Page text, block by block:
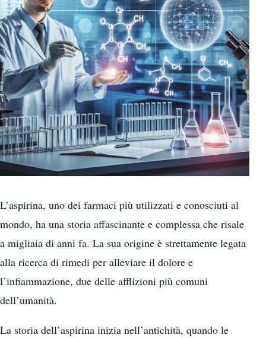
L’aspirina, uno dei farmaci più utilizzati e conosciuti al
mondo, ha una storia affascinante e complessa che risale
a migliaia di anni fa. La sua origine è strettamente legata
alla ricerca di rimedi per alleviare il dolore e
l’infiammazione, due delle afflizioni più comuni
dell’umanità.
La storia dell’aspirina inizia nell’antichità, quando le